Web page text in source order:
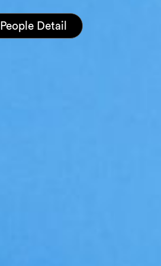
Startseite
Unser Team
People Detail